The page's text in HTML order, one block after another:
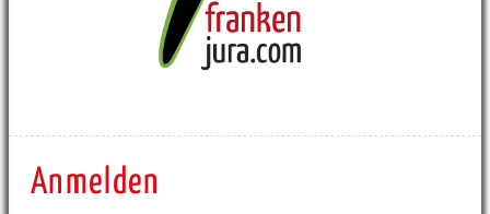
Anmelden